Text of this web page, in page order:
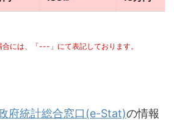
には、「---」にて表記しております。
府統計総合窓口(e-Stat)の情報